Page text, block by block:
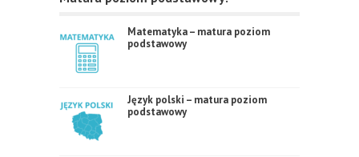
Matematyka – matura poziom
podstawowy
Język polski – matura poziom
podstawowy